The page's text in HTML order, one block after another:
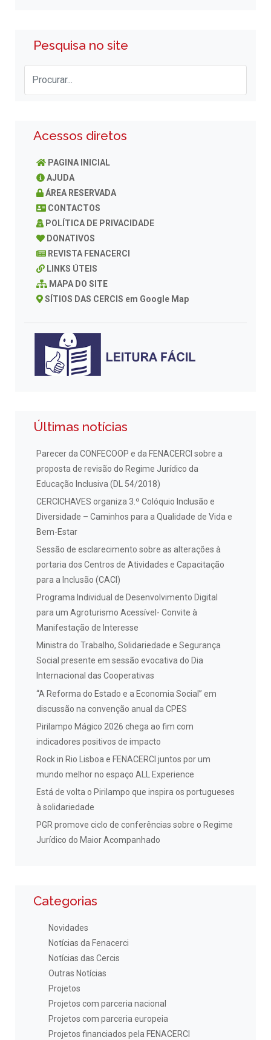
Pesquisa no site
Acessos diretos
PAGINA INICIAL
AJUDA
ÁREA RESERVADA
CONTACTOS
POLÍTICA DE PRIVACIDADE
DONATIVOS
REVISTA FENACERCI
LINKS ÚTEIS
MAPA DO SITE
SÍTIOS DAS CERCIS em Google Map
Últimas notícias
Parecer da CONFECOOP e da FENACERCI sobre a
proposta de revisão do Regime Jurídico da
Educação Inclusiva (DL 54/2018)
CERCICHAVES organiza 3.º Colóquio Inclusão e
Diversidade – Caminhos para a Qualidade de Vida e
Bem-Estar
Sessão de esclarecimento sobre as alterações à
portaria dos Centros de Atividades e Capacitação
para a Inclusão (CACI)
Programa Individual de Desenvolvimento Digital
para um Agroturismo Acessível- Convite à
Manifestação de Interesse
Ministra do Trabalho, Solidariedade e Segurança
Social presente em sessão evocativa do Dia
Internacional das Cooperativas
“A Reforma do Estado e a Economia Social” em
discussão na convenção anual da CPES
Pirilampo Mágico 2026 chega ao fim com
indicadores positivos de impacto
Rock in Rio Lisboa e FENACERCI juntos por um
mundo melhor no espaço ALL Experience
Está de volta o Pirilampo que inspira os portugueses
à solidariedade
PGR promove ciclo de conferências sobre o Regime
Jurídico do Maior Acompanhado
Categorias
Novidades
Notícias da Fenacerci
Notícias das Cercis
Outras Notícias
Projetos
Projetos com parceria nacional
Projetos com parceria europeia
Projetos financiados pela FENACERCI